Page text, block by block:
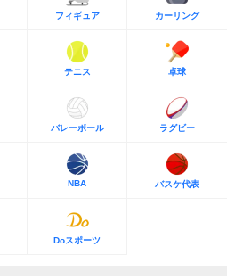
フィギュア カーリング
テニス 卓球
バレーボール ラグビー
NBA バスケ代表
Doスポーツ